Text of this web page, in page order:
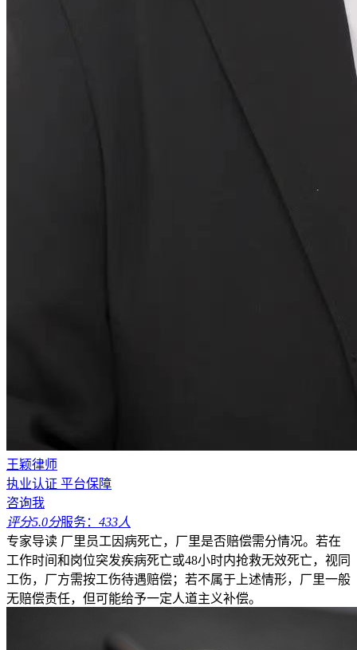
王颖律师
执业认证 平台保障
咨询我
评分5.0分服务： 433人
专家导读 厂里员工因病死亡，厂里是否赔偿需分情况。若在
工作时间和岗位突发疾病死亡或48小时内抢救无效死亡，视同
工伤，厂方需按工伤待遇赔偿；若不属于上述情形，厂里一般
无赔偿责任，但可能给予一定人道主义补偿。